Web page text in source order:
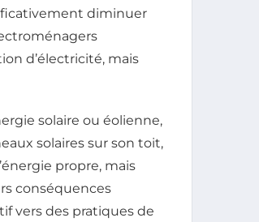
diminuer
d’électricité, mais
solaire ou éolienne,
solaires sur son toit,
propre, mais
conséquences
vers des pratiques de